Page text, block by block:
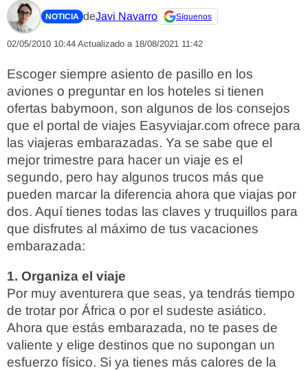
NOTICIA deJavi Navarro Síguenos
02/05/2010 10:44 Actualizado a 18/08/2021 11:42
Escoger siempre asiento de pasillo en los
aviones o preguntar en los hoteles si tienen
ofertas babymoon, son algunos de los consejos
que el portal de viajes Easyviajar.com ofrece para
las viajeras embarazadas. Ya se sabe que el
mejor trimestre para hacer un viaje es el
segundo, pero hay algunos trucos más que
pueden marcar la diferencia ahora que viajas por
dos. Aquí tienes todas las claves y truquillos para
que disfrutes al máximo de tus vacaciones
embarazada:
1. Organiza el viaje
Por muy aventurera que seas, ya tendrás tiempo
de trotar por África o por el sudeste asiático.
Ahora que estás embarazada, no te pases de
valiente y elige destinos que no supongan un
esfuerzo físico. Si ya tienes más calores de la